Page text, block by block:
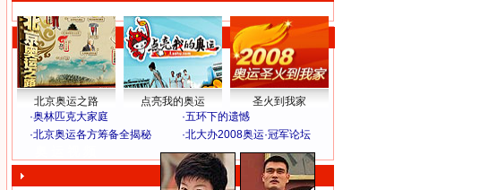
北京奥运之路 点亮我的奥运
圣火到我家
·奥林匹克大家庭 ·五环下的遗憾
·北京奥运各方筹备全揭秘 ·北大办2008奥运·冠军论坛